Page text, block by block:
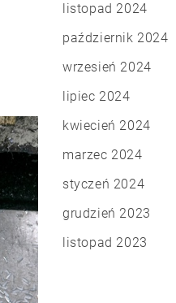
listopad 2024
październik 2024
wrzesień 2024
lipiec 2024
kwiecień 2024
marzec 2024
styczeń 2024
grudzień 2023
listopad 2023